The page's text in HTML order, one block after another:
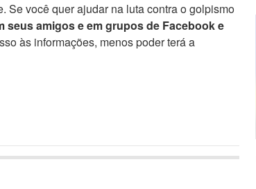
Se você quer ajudar na luta contra o golpismo
seus amigos e em grupos de Facebook e
às informações, menos poder terá a